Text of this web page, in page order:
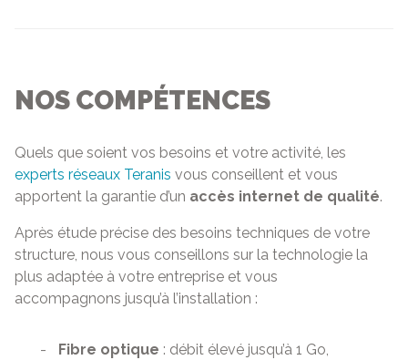
NOS COMPÉTENCES
Quels que soient vos besoins et votre activité, les
experts réseaux Teranis vous conseillent et vous
apportent la garantie d’un accès internet de qualité.
Après étude précise des besoins techniques de votre
structure, nous vous conseillons sur la technologie la
plus adaptée à votre entreprise et vous
accompagnons jusqu’à l’installation :
Fibre optique : débit élevé jusqu’à 1 Go,